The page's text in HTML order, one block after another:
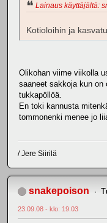
Lainaus käyttäjältä:
Kotioloihin ja
Olikohan viime viikolla
saaneet sakkoja kun on
tukkapöllöä.
En toki kannusta
tommonenki menee jo
/ Jere Siirilä
snakepoison
23.09.08 - klo: 19.03